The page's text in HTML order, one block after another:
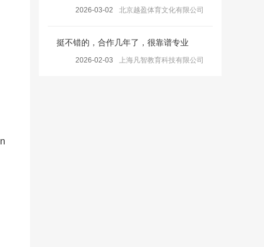
2026-03-02 北京越盈体育文化有限公司
挺不错的，合作几年了，很靠谱专业
2026-02-03 上海凡智教育科技有限公司